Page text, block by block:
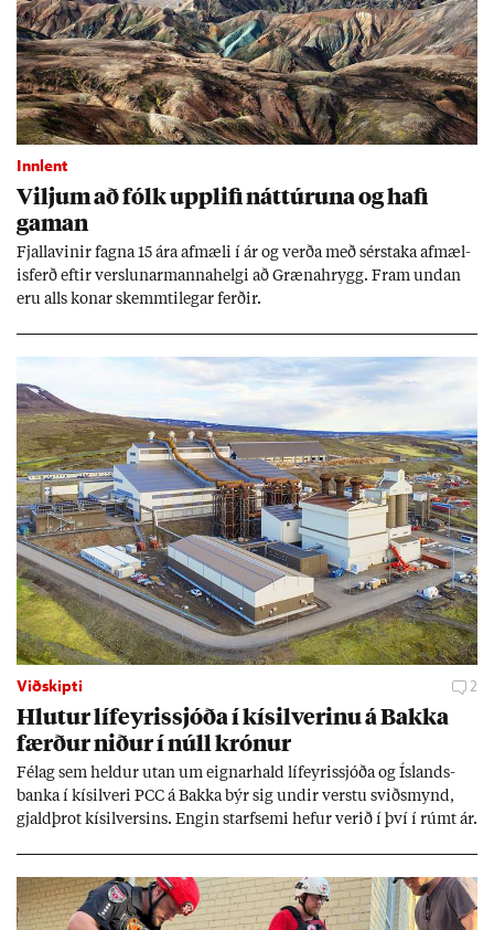
Innlent
Vilj­um að fólk upp­lifi nátt­úr­una og hafi
gam­an
Fjalla­vin­ir fagna 15 ára af­mæli í ár og verða með sér­staka af­mæl­
is­ferð eft­ir versl­un­ar­manna­helgi að Græna­hrygg. Fram und­an
eru alls kon­ar skemmti­leg­ar ferð­ir.
Viðskipti 2
Hlut­ur líf­eyr­is­sjóða í kís­il­ver­inu á Bakka
færð­ur nið­ur í núll krón­ur
Fé­lag sem held­ur ut­an um eign­ar­hald líf­eyr­is­sjóða og Ís­lands­
banka í kís­il­veri PCC á Bakka býr sig und­ir verstu sviðs­mynd,
gjald­þrot kís­il­vers­ins. Eng­in starf­semi hef­ur ver­ið í því í rúmt ár.